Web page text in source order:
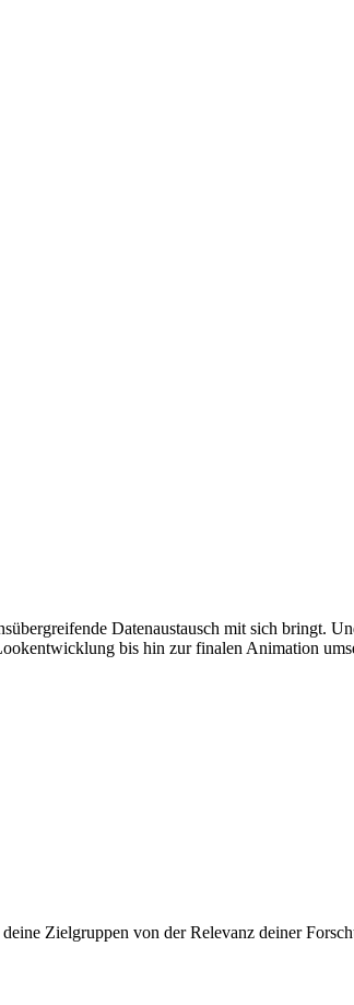
Datenaustausch mit sich bringt.
bis hin zur finalen Animation
Zielgruppen von der Relevanz deiner